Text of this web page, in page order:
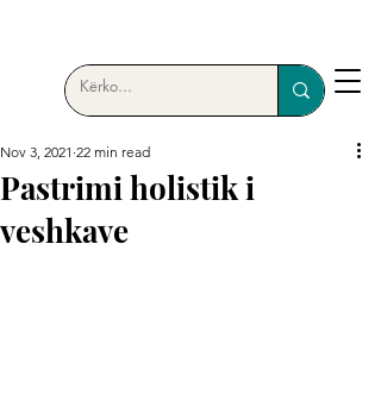
Pastrimi holistik i
veshkave
Nov 3, 2021 22 min read